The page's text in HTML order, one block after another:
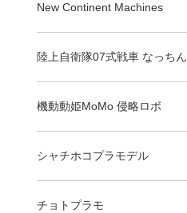
New Continent Machines
陸上自衛隊07式戦車 なっちん
機動動姫MoMo 侵略ロボ
シャチホコプラモデル
チョトプラモ